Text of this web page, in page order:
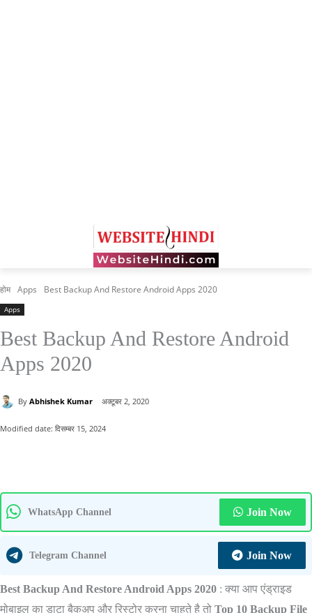
होम Apps Best Backup And Restore Android Apps 2020
Apps
Best Backup And Restore Android
Apps 2020
By Abhishek Kumar अक्टूबर 2, 2020
Modified date: दिसम्बर 15, 2024
WhatsApp Channel Join Now
Telegram Channel Join Now
Best Backup And Restore Android Apps 2020 : क्या आप एंड्राइड
मोबाइल का डाटा बैकअप और रिस्टोर करना चाहते है तो Top 10 Backup File